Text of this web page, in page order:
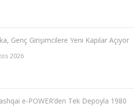
Genç Girişimcilere Yeni Kapılar Açıyor
2026
e-POWER’den Tek Depoyla 1980